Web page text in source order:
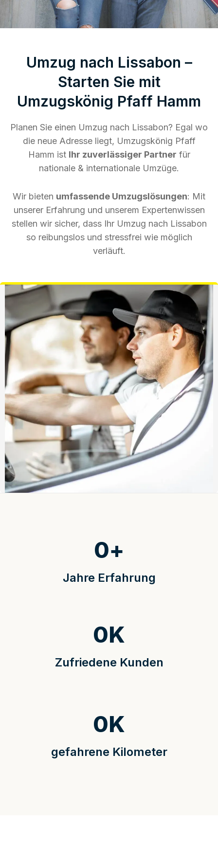
Umzug nach Lissabon –
Starten Sie mit
Umzugskönig Pfaff Hamm
Planen Sie einen Umzug nach Lissabon? Egal wo
die neue Adresse liegt, Umzugskönig Pfaff
Hamm ist Ihr zuverlässiger Partner für
nationale & internationale Umzüge.
Wir bieten umfassende Umzugslösungen: Mit
unserer Erfahrung und unserem Expertenwissen
stellen wir sicher, dass Ihr Umzug nach Lissabon
so reibungslos und stressfrei wie möglich
verläuft.
Jahre Erfahrung
0+
Zufriedene Kunden
0K
gefahrene Kilometer
0K